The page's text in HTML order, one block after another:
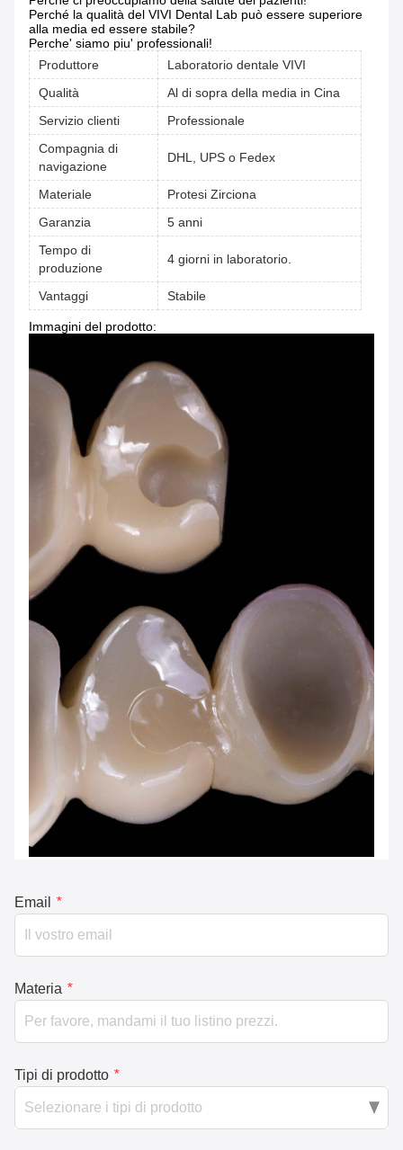
Perché la qualità del VIVI Dental Lab può essere superiore
alla media ed essere stabile?
Perche' siamo piu' professionali!
Produttore
Laboratorio dentale VIVI
Qualità
Al di sopra della media in Cina
Servizio clienti
Professionale
Compagnia di
navigazione
DHL, UPS o Fedex
Materiale
Protesi Zirciona
Garanzia
5 anni
Tempo di
produzione
4 giorni in laboratorio.
Vantaggi Stabile
Immagini del prodotto:
Email *
Materia *
Tipi di prodotto *